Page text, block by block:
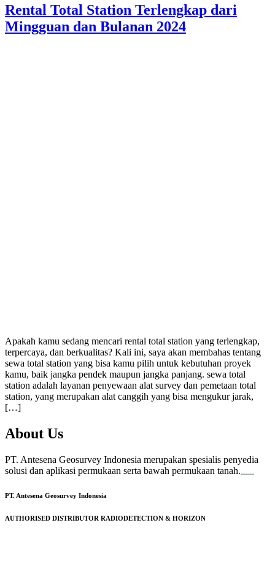
Rental Total Station Terlengkap dari
Mingguan dan Bulanan 2024
Apakah kamu sedang mencari rental total station yang terlengkap,
terpercaya, dan berkualitas? Kali ini, saya akan membahas tentang
sewa total station yang bisa kamu pilih untuk kebutuhan proyek
kamu, baik jangka pendek maupun jangka panjang. sewa total
station adalah layanan penyewaan alat survey dan pemetaan total
station, yang merupakan alat canggih yang bisa mengukur jarak,
[…]
About Us
PT. Antesena Geosurvey Indonesia merupakan spesialis penyedia
solusi dan aplikasi permukaan serta bawah permukaan tanah.
PT. Antesena Geosurvey Indonesia
AUTHORISED DISTRIBUTOR RADIODETECTION & HORIZON